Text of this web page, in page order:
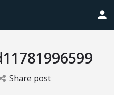
Share post